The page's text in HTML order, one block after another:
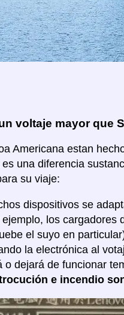
voltaje mayor que
Americana estan
una diferencia
su viaje:
dispositivos se
los cargadores
el suyo en
la electrónica al
dejará de funcionar
e incendio